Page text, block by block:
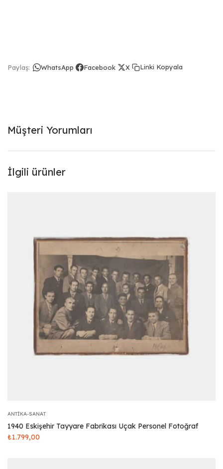
Paylaş: WhatsApp Facebook X Linki Kopyala
Müşteri Yorumları
İlgili ürünler
ANTIKA-SANAT
1940 Eskişehir Tayyare Fabrikası Uçak Personel Fotoğraf
₺1.799,00